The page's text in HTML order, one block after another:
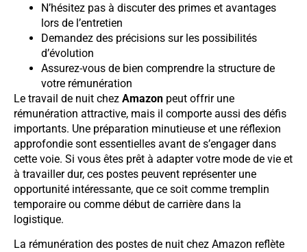
N’hésitez pas à discuter des primes et avantages
lors de l’entretien
Demandez des précisions sur les possibilités
d’évolution
Assurez-vous de bien comprendre la structure de
votre rémunération
Le travail de nuit chez Amazon peut offrir une
rémunération attractive, mais il comporte aussi des défis
importants. Une préparation minutieuse et une réflexion
approfondie sont essentielles avant de s’engager dans
cette voie. Si vous êtes prêt à adapter votre mode de vie et
à travailler dur, ces postes peuvent représenter une
opportunité intéressante, que ce soit comme tremplin
temporaire ou comme début de carrière dans la
logistique.
La rémunération des postes de nuit chez Amazon reflète